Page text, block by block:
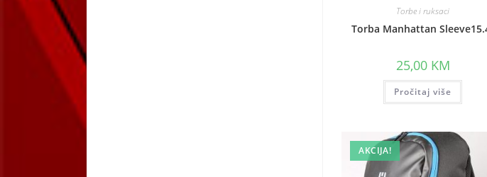
Torbe i ruksaci
Torba Manhattan
25,00 KM
Pročitaj više
AKCIJA!